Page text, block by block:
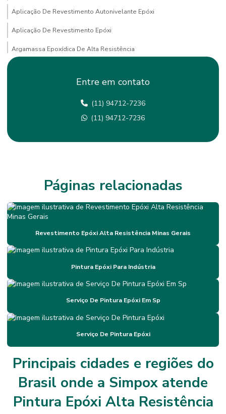
Aplicação De Revestimento Autonivelante Epóxi
Aplicação De Revestimento Epóxi
Argamassa Epoxídica De Alta Resistência
Empresa De Tratamento De Juntas Em São Paulo
Empresas De Lapidação De Piso
Empresas De Pintura De Faixas Em São Paulo
Empresas De Pintura Epóxi Em Minas Gerais
Impermeabilização
Impermeabilização De Mezaninos Em Sp
Impermeabilização De Mezaninos Metálicos
Impermeabilização De Poliuretano
Impermeabilização Para Estruturas Metálicas
Impermeabilização Para Variações Térmicas
Instalação De Juntas De Dilatação
Instalação De Piso Epóxi Em São Paulo
Entre em contato
(11) 94712-7236
(11) 94712-7236
Páginas relacionadas
Revestimento Epóxi Alta Resistência Minas Gerais
Pintura Epóxi Para Indústria
Serviço De Pintura Epóxi Em Sp
Serviço De Pintura Epóxi
Principais cidades e regiões do
Brasil onde a Simpox atende
Pintura Epóxi Alta Resistência